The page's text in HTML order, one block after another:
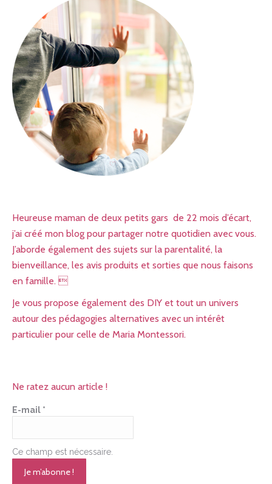
Heureuse maman de deux petits gars de 22 mois d’écart,
j’ai créé mon blog pour partager notre quotidien avec vous.
J’aborde également des sujets sur la parentalité, la
bienveillance, les avis produits et sorties que nous faisons
en famille. 
Je vous propose également des DIY et tout un univers
autour des pédagogies alternatives avec un intérêt
particulier pour celle de Maria Montessori.
Ne ratez aucun article !
E-mail *
Ce champ est nécessaire.